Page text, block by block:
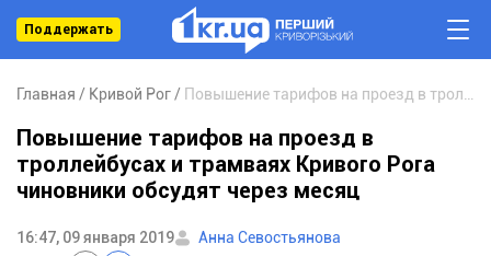
Поддержать
Главная Кривой Рог
Повышение тарифов на проезд в
троллейбусах и трамваях Кривого Рога
чиновники обсудят через месяц
16:47, 09 января 2019
Анна Севостьянова